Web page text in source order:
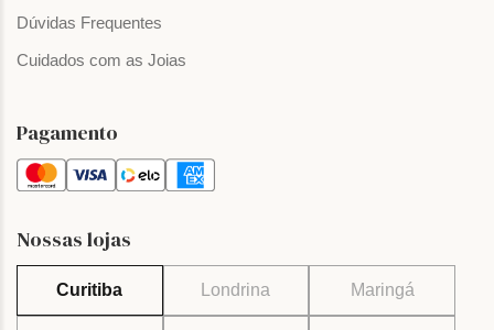
Dúvidas Frequentes
Cuidados com as Joias
Pagamento
Nossas lojas
Curitiba Londrina Maringá